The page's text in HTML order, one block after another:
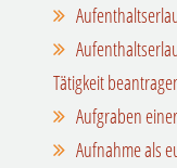
Tätigkeit
Aufgraben
Aufnahme als